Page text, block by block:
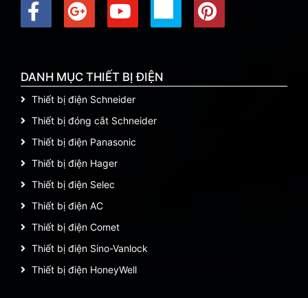
DANH MỤC THIẾT BỊ ĐIỆN
Thiết bị điện Schneider
Thiết bị đóng cắt Schneider
Thiết bị điện Panasonic
Thiết bị điện Hager
Thiết bị điện Selec
Thiết bị điện AC
Thiết bị điện Comet
Thiết bị điện Sino-Vanlock
Thiết bị điện HoneyWell